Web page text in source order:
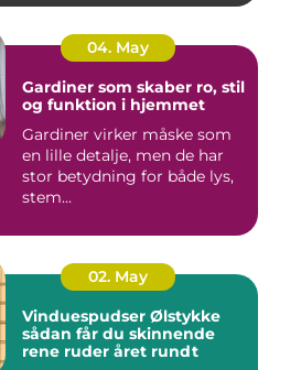
04. May
Gardiner som skaber ro, stil
og funktion i hjemmet
Gardiner virker måske som
en lille detalje, men de har
stor betydning for både lys,
stem...
02. May
Vinduespudser Ølstykke
sådan får du skinnende
rene ruder året rundt